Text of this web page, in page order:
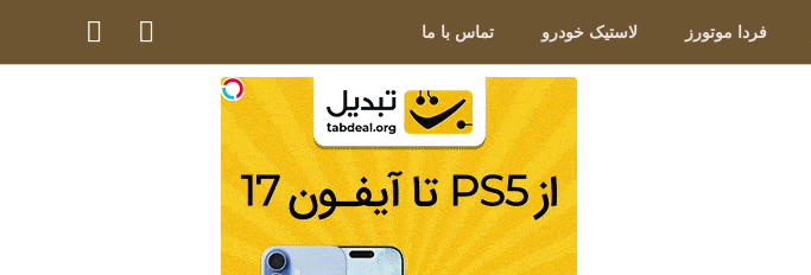
فردا موتورز لاستیک خودرو تماس با ما